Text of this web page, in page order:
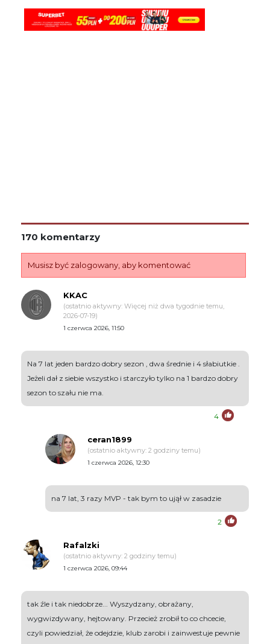
170 komentarzy
Musisz być zalogowany, aby komentować
KKAC
(ostatnio aktywny: Więcej niż dwa tygodnie temu,
2026-07-19)
1 czerwca 2026, 11:50
Na 7 lat jeden bardzo dobry sezon , dwa średnie i 4 słabiutkie .
Jeżeli dał z siebie wszystko i starczyło tylko na 1 bardzo dobry
sezon to szału nie ma.
4
ceran1899
(ostatnio aktywny: 2 godziny temu)
1 czerwca 2026, 12:30
na 7 lat, 3 razy MVP - tak bym to ujął w zasadzie
2
Rafalzki
(ostatnio aktywny: 2 godziny temu)
1 czerwca 2026, 09:44
tak źle i tak niedobrze... Wyszydzany, obrażany,
wygwizdywany, hejtowany. Przecież zrobił to co chcecie,
czyli powiedział, że odejdzie, klub zarobi i zainwestuje pewnie